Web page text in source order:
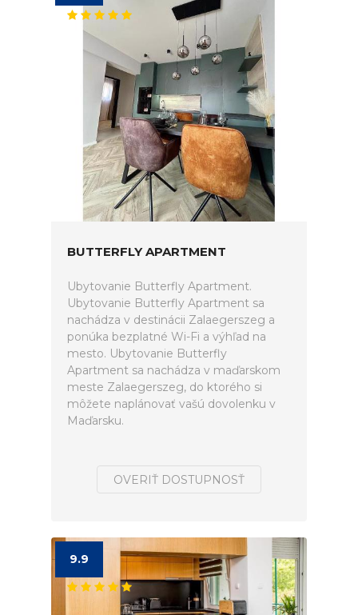
BUTTERFLY APARTMENT
Ubytovanie Butterfly Apartment.
Ubytovanie Butterfly Apartment sa
nachádza v destinácii Zalaegerszeg a
ponúka bezplatné Wi-Fi a výhľad na
mesto. Ubytovanie Butterfly
Apartment sa nachádza v maďarskom
meste Zalaegerszeg, do ktorého si
môžete naplánovať vašú dovolenku v
Maďarsku.
OVERIŤ DOSTUPNOSŤ
9.9